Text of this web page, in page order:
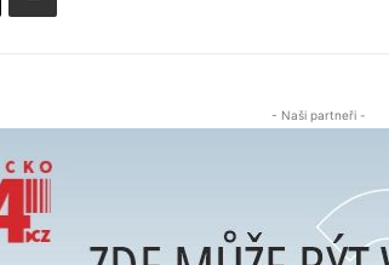
- Naši partneři -